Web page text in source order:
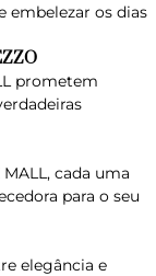
embelezar os dias
prometem
cada uma
para o seu
elegância e